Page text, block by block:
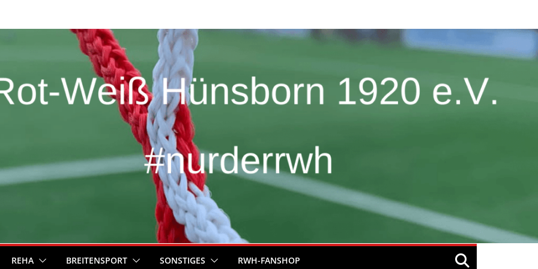
REHA BREITENSPORT SONSTIGES RWH-FANSHOP